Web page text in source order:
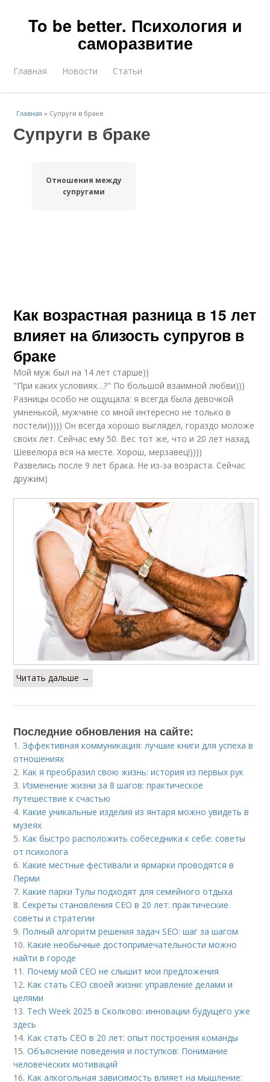
To be better. Психология и
саморазвитие
Главная Новости Статьи
Главная » Супруги в браке
Супруги в браке
Отношения между
супругами
Как возрастная разница в 15 лет
влияет на близость супругов в
браке
Мой муж был на 14 лет старше))
"При каких условиях…?" По большой взаимной любви)))
Разницы особо не ощущала: я всегда была девочкой
умненькой, мужчине со мной интересно не только в
постели))))) Он всегда хорошо выглядел, гораздо моложе
своих лет. Сейчас ему 50. Вес тот же, что и 20 лет назад.
Шевелюра вся на месте. Хорош, мерзавец!))))
Развелись после 9 лет брака. Не из-за возраста. Сейчас
дружим)
Читать дальше →
Последние обновления на сайте:
1. Эффективная коммуникация: лучшие книги для успеха в
отношениях
2. Как я преобразил свою жизнь: история из первых рук
3. Изменение жизни за 8 шагов: практическое
путешествие к счастью
4. Какие уникальные изделия из янтаря можно увидеть в
музеях
5. Как быстро расположить собеседника к себе: советы
от психолога
6. Какие местные фестивали и ярмарки проводятся в
Перми
7. Какие парки Тулы подходят для семейного отдыха
8.Секреты становления CEO в 20 лет: практические
советы и стратегии
9. Полный алгоритм решения задач SEO: шаг за шагом
10. Какие необычные достопримечательности можно
найти в городе
11. Почему мой СЕО не слышит мои предложения
12. Как стать СЕО своей жизни: управление делами и
целями
13. Tech Week 2025 в Сколково: инновации будущего уже
здесь
14. Как стать CEO в 20 лет: опыт построения команды
15.Объяснение поведения и поступков: Понимание
человеческих мотиваций
16. Как алкогольная зависимость влияет на мышление: